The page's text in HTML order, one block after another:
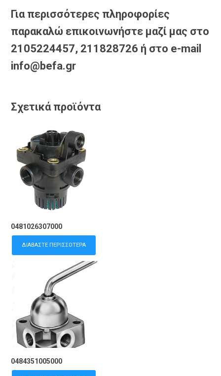
Για περισσότερες πληροφορίες
παρακαλώ επικοινωνήστε μαζί μας στο
2105224457, 211828726 ή στο e-mail
info@befa.gr
Σχετικά προϊόντα
0481026307000
ΔΙΑΒΆΣΤΕ ΠΕΡΙΣΣΌΤΕΡΑ
0484351005000